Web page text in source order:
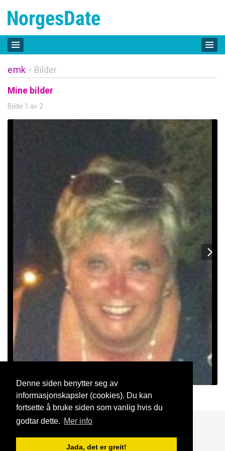
Denne siden benytter seg av
informasjonskapsler (cookies). Du kan
fortsette å bruke siden som vanlig hvis du
godtar dette. Mer info
Jada, det er greit!
emk » Bilder
Mine bilder
Bilde 1 av 2
emk 27 Mar, 2021
Blogg Support Kontakt oss